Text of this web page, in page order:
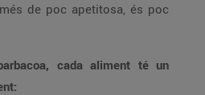
de poc apetitosa, és poc
cada aliment té un